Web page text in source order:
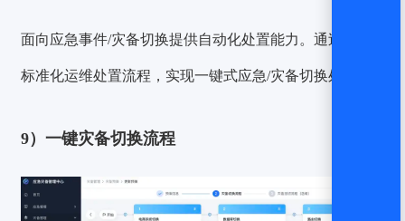
面向应急事件/灾备切换提供自动化处置能力。通过
标准化运维处置流程 ，实现一键式应急/灾备切换处置
9）一键灾备切换流程